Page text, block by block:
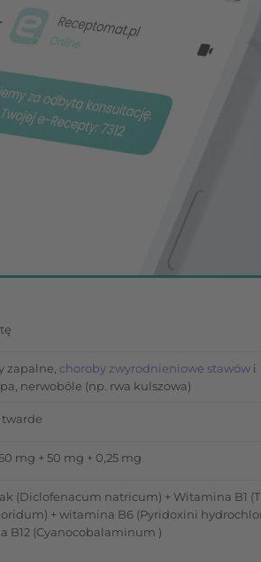
zapalne, choroby zwyrodnieniowe stawów i
nerwobóle (np. rwa kulszowa)
twarde
mg + 50 mg + 0,25 mg
(Diclofenacum natricum) + Witamina B1
+ witamina B6 (Pyridoxini
B12 (Cyanocobalaminum )